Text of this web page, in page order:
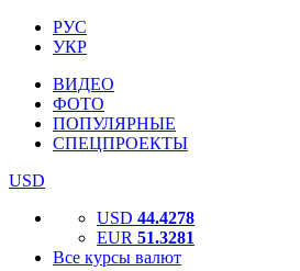
РУС
УКР
ВИДЕО
ФОТО
ПОПУЛЯРНЫЕ
СПЕЦПРОЕКТЫ
USD
USD 44.4278
EUR 51.3281
Все курсы валют